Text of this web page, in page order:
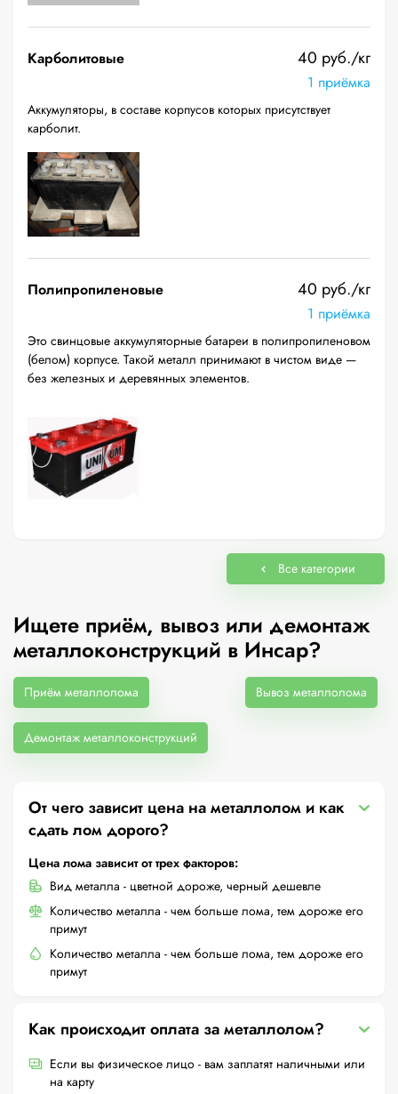
Карболитовые 40 руб./кг
1 приёмка
Аккумуляторы, в составе корпусов которых присутствует
карболит.
Полипропиленовые 40 руб./кг
1 приёмка
Это свинцовые аккумуляторные батареи в полипропиленовом
(белом) корпусе. Такой металл принимают в чистом виде —
без железных и деревянных элементов.
Все категории
Ищете приём, вывоз или демонтаж
металлоконструкций в Инсар?
Приём металлолома Вывоз металлолома
Демонтаж металлоконструкций
От чего зависит цена на металлолом и как
сдать лом дорого?
Цена лома зависит от трех факторов:
Вид металла - цветной дороже, черный дешевле
Количество металла - чем больше лома, тем дороже его
примут
Количество металла - чем больше лома, тем дороже его
примут
Как происходит оплата за металлолом?
Если вы физическое лицо - вам заплатят наличными или
на карту